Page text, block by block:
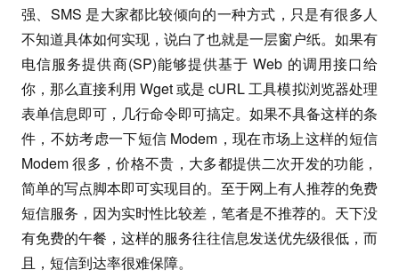
强、SMS 是大家都比较倾向的一种方式，只是有很多人
不知道具体如何实现，说白了也就是一层窗户纸。如果有
电信服务提供商(SP)能够提供基于 Web 的调用接口给
你，那么直接利用 Wget 或是 cURL 工具模拟浏览器处理
表单信息即可，几行命令即可搞定。如果不具备这样的条
件，不妨考虑一下短信 Modem，现在市场上这样的短信
Modem 很多，价格不贵，大多都提供二次开发的功能，
简单的写点脚本即可实现目的。至于网上有人推荐的免费
短信服务，因为实时性比较差，笔者是不推荐的。天下没
有免费的午餐，这样的服务往往信息发送优先级很低，而
且，短信到达率很难保障。